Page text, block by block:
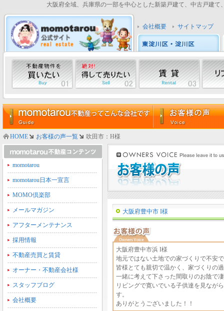
大阪府全域、兵庫県の一部を中心とした新築戸建て、中古戸建
会社概要 サイトマップ
HOME お客様の声一覧 吹田市：H様
momotarou
momotarou日本一宣言
MOMO倶楽部
メールマガジン
アフターメンテナンス
採用情報
不動産売買と賃貸
オーナー・不動産会社様
スタッフブログ
会社概要
大阪府豊中市 I様
大阪府豊中市浜 I様
地元ではない土地での家づくりで不安
皆様とても親切で温かく、家づくりの
一緒に考えて下さった間取りのお陰で
リビングで寛いでいる子供達を見なが
す。
ありがとうございました！！